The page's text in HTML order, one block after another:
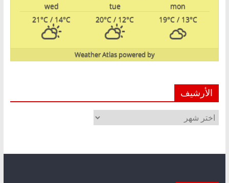
mon
tue
wed
19°C/ 13°C
20°C / 12°C
21°C / 14°C
powered by
Weather Atlas
الأرشيف
الأرشيف